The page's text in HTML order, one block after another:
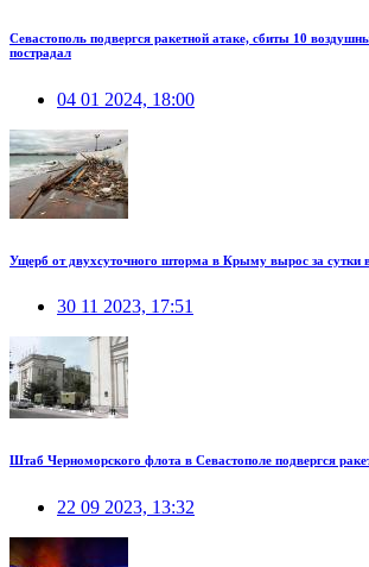
Севастополь подвергся ракетной атаке, сбиты 10
пострадал
04 01 2024, 18:00
Ущерб от двухсуточного шторма в Крыму вырос за сутки
30 11 2023, 17:51
Штаб Черноморского флота в Севастополе подвергся
22 09 2023, 13:32